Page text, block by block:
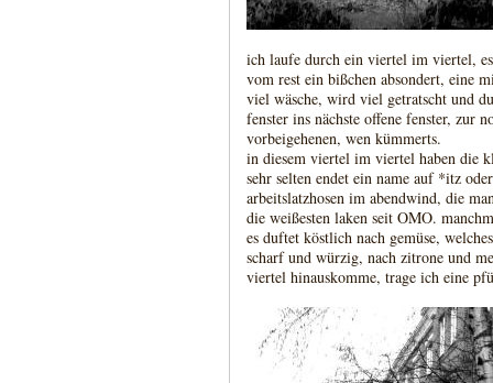
ich laufe durch ein viertel im viertel,
vom rest ein bißchen absondert, eine
viel wäsche, wird viel getratscht und
fenster ins nächste offene fenster, zur
vorbeigehenen, wen kümmerts.
in diesem viertel im viertel haben die
sehr selten endet ein name auf *itz
arbeitslatzhosen im abendwind, die
die weißesten laken seit OMO.
es duftet köstlich nach gemüse,
scharf und würzig, nach zitrone und
viertel hinauskomme, trage ich eine